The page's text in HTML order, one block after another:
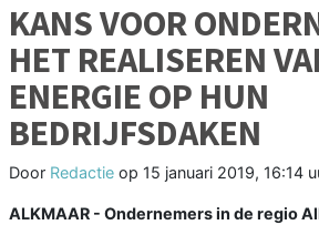
KANS VOOR
HET REALISEREN
ENERGIE OP HUN
BEDRIJFSDAKEN
Door Redactie op 15 januari 2019, 16:14
ALKMAAR - Ondernemers in de regio